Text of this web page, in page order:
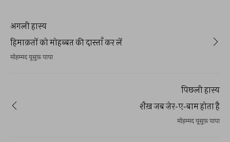
अगली हास्य
हिमाक़तों को मोहब्बत की दास्ताँ कर लें
मोहम्मद यूसुफ़ पापा
पिछली हास्य
शैख़ जब ज़ेर-ए-बाम होता है
मोहम्मद यूसुफ़ पापा